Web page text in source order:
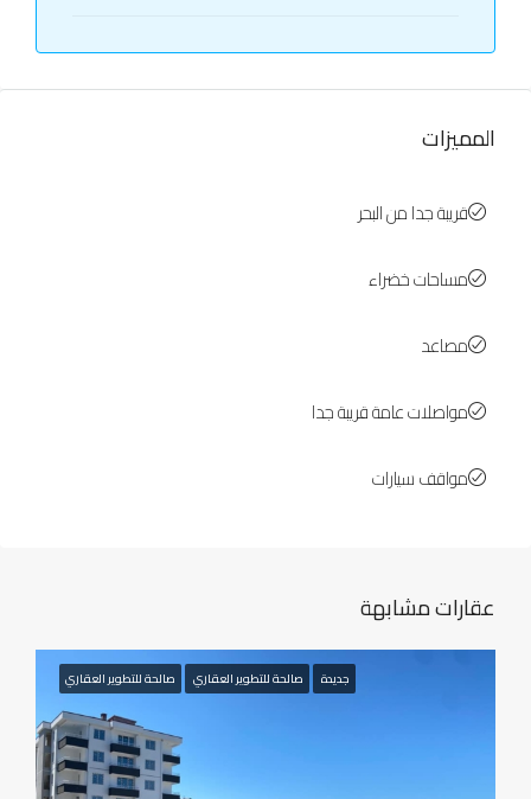
المميزات
قريبة جدا من البحر
مساحات خضراء
مصاعد
مواصلات عامة قريبة جدا
مواقف سيارات
عقارات مشابهة
جديدة صالحة للتطوير العقاري صالحة للتطوير العقاري